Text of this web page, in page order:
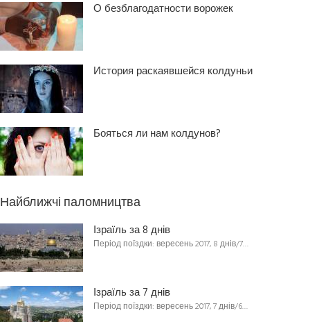
О безблагодатности ворожек
История раскаявшейся колдуньи
Бояться ли нам колдунов?
Найближчі паломництва
Ізраїль за 8 днів
Період поїздки: вересень 2017, 8 днів/7…
Ізраїль за 7 днів
Період поїздки: вересень 2017, 7 днів/6…